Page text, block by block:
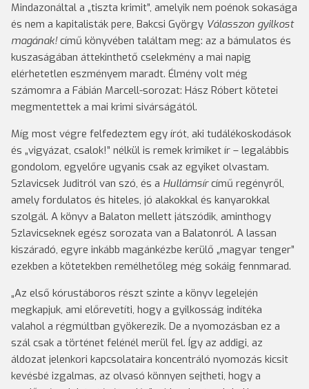
Mindazonáltal a „tiszta krimit”, amelyik nem poénok sokasága
és nem a kapitalisták pere, Bakcsi György Válasszon gyilkost
magának!című könyvében találtam meg: az a bámulatos és
kuszaságában áttekinthető cselekmény a mai napig
elérhetetlen eszményem maradt. Élmény volt még
számomra a Fábián Marcell-sorozat: Hász Róbert kötetei
megmentettek a mai krimi sivárságától.
Míg most végre felfedeztem egy írót, aki tudálékoskodások
és „vigyázat, csalok!” nélkül is remek krimiket ír – legalábbis
gondolom, egyelőre ugyanis csak az egyiket olvastam.
Szlavicsek Juditról van szó, és a Hullámsírcímű regényről,
amely fordulatos és hiteles, jó alakokkal és kanyarokkal
szolgál. A könyv a Balaton mellett játszódik, aminthogy
Szlavicseknek egész sorozata van a Balatonról. A lassan
kiszáradó, egyre inkább magánkézbe kerülő „magyar tenger”
ezekben a kötetekben remélhetőleg még sokáig fennmarad.
„Az első kórustáboros részt szinte a könyv legelején
megkapjuk, ami előrevetíti, hogy a gyilkosság indítéka
valahol a régmúltban gyökerezik. De a nyomozásban ez a
szál csak a történet felénél merül fel. Így az addigi, az
áldozat jelenkori kapcsolataira koncentráló nyomozás kicsit
kevésbé izgalmas, az olvasó könnyen sejtheti, hogy a